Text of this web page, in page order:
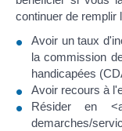
continuer de remplir
Avoir un taux
la commission
handicapées
Avoir recours à
Résider en <a
demarches/